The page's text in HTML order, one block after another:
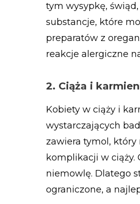
tym wysypkę,
substancje, które
preparatów z
reakcje alergiczne
2. Ciąża i
Kobiety w ciąży i
wystarczających
zawiera tymol, który
komplikacji w ciąży.
niemowlę. Dlatego
ograniczone, a